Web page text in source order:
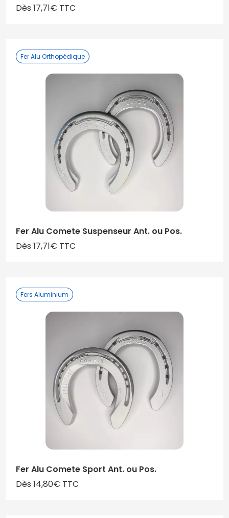
Dès 17,71€ TTC
Fer Alu Orthopédique
Fer Alu Comete Suspenseur Ant. ou Pos.
Dès 17,71€ TTC
Fers Aluminium
Fer Alu Comete Sport Ant. ou Pos.
Dès 14,80€ TTC